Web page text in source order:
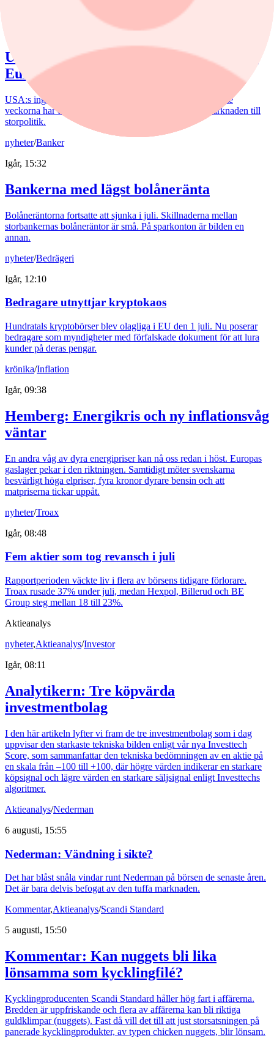
USA rycker ut för yenen – och retar upp
Europa
USA:s ingripande för yenen har retat upp ECB. De senaste
veckorna har den japanska valutan förvandlat valutamarknaden till
storpolitik.
nyheter/Banker
Igår, 15:32
Bankerna med lägst bolåneränta
Bolåneräntorna fortsatte att sjunka i juli. Skillnaderna mellan
storbankernas bolåneräntor är små. På sparkonton är bilden en
annan.
nyheter/Bedrägeri
Igår, 12:10
Bedragare utnyttjar kryptokaos
Hundratals kryptobörser blev olagliga i EU den 1 juli. Nu poserar
bedragare som myndigheter med förfalskade dokument för att lura
kunder på deras pengar.
krönika/Inflation
Igår, 09:38
Hemberg: Energikris och ny inflationsvåg
väntar
En andra våg av dyra energipriser kan nå oss redan i höst. Europas
gaslager pekar i den riktningen. Samtidigt möter svenskarna
besvärligt höga elpriser, fyra kronor dyrare bensin och att
matpriserna tickar uppåt.
nyheter/Troax
Igår, 08:48
Fem aktier som tog revansch i juli
Rapportperioden väckte liv i flera av börsens tidigare förlorare.
Troax rusade 37% under juli, medan Hexpol, Billerud och BE
Group steg mellan 18 till 23%.
Aktieanalys
nyheter,Aktieanalys/Investor
Igår, 08:11
Analytikern: Tre köpvärda
investmentbolag
I den här artikeln lyfter vi fram de tre investmentbolag som i dag
uppvisar den starkaste tekniska bilden enligt vår nya Investtech
Score, som sammanfattar den tekniska bedömningen av en aktie på
en skala från –100 till +100, där högre värden indikerar en starkare
köpsignal och lägre värden en starkare säljsignal enligt Investtechs
algoritmer.
Aktieanalys/Nederman
6 augusti, 15:55
Nederman: Vändning i sikte?
Det har blåst snåla vindar runt Nederman på börsen de senaste åren.
Det är bara delvis befogat av den tuffa marknaden.
Kommentar,Aktieanalys/Scandi Standard
5 augusti, 15:50
Kommentar: Kan nuggets bli lika
lönsamma som kycklingfilé?
Kycklingproducenten Scandi Standard håller hög fart i affärerna.
Bredden är uppfriskande och flera av affärerna kan bli riktiga
guldklimpar (nuggets). Fast då vill det till att just storsatsningen på
panerade kycklingprodukter, av typen chicken nuggets, blir lönsam.